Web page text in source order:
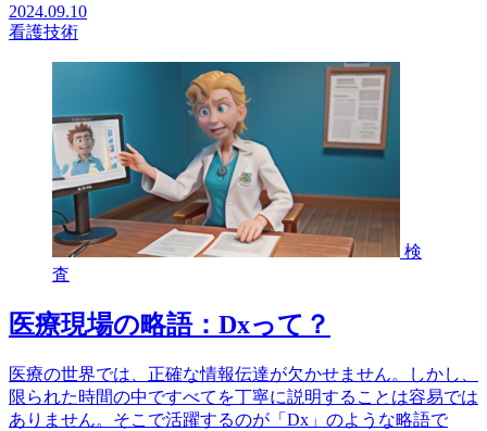
2024.09.10
看護技術
検
査
医療現場の略語：Dxって？
医療の世界では、正確な情報伝達が欠かせません。しかし、
限られた時間の中ですべてを丁寧に説明することは容易では
ありません。そこで活躍するのが「Dx」のような略語で